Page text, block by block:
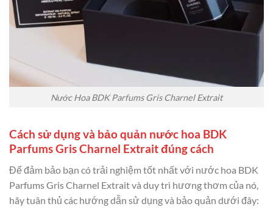
Nước Hoa BDK Parfums Gris Charnel Extrait
Cách sử dụng và bảo quản nước hoa BDK
Parfums Gris Charnel Extrait đúng cách
Để đảm bảo bạn có trải nghiệm tốt nhất với nước hoa BDK
Parfums Gris Charnel Extrait và duy trì hương thơm của nó,
hãy tuân thủ các hướng dẫn sử dụng và bảo quản dưới đây: